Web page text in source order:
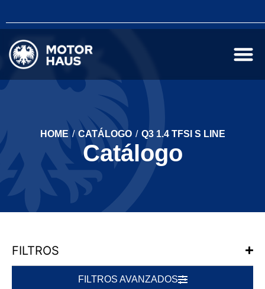
HOME / CATÁLOGO / Q3 1.4 TFSI S LINE
Catálogo
FILTROS
FILTROS AVANZADOS